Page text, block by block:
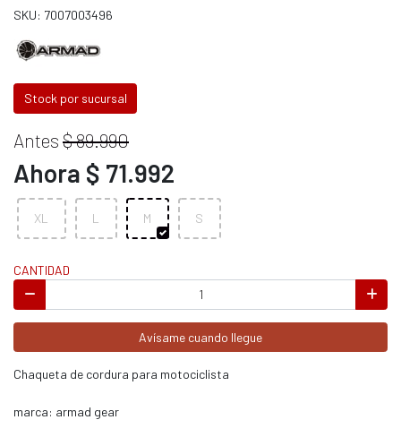
SKU: 7007003496
Stock por sucursal
Antes $ 89.990
Ahora $ 71.992
XL L M S
CANTIDAD
Avísame cuando llegue
Chaqueta de cordura para motociclista
marca: armad gear